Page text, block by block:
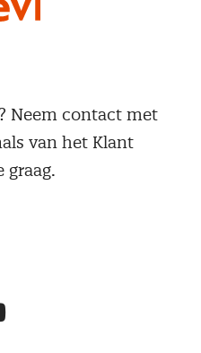
Neem contact met
van het Klant
graag.